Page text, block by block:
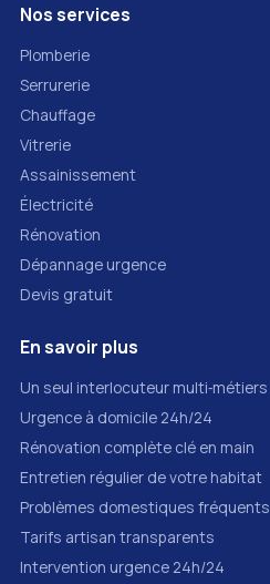
Nos services
Plomberie
Serrurerie
Chauffage
Vitrerie
Assainissement
Électricité
Rénovation
Dépannage urgence
Devis gratuit
En savoir plus
Un seul interlocuteur multi‑métiers
Urgence à domicile 24h/24
Rénovation complète clé en main
Entretien régulier de votre habitat
Problèmes domestiques fréquents
Tarifs artisan transparents
Intervention urgence 24h/24